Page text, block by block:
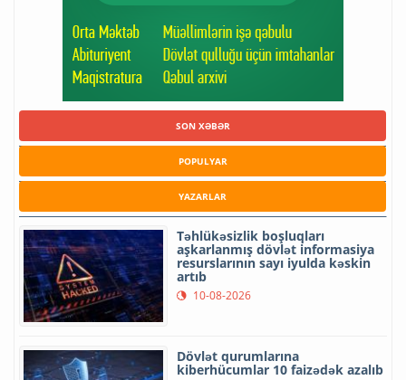
SON XƏBƏR
POPULYAR
YAZARLAR
Təhlükəsizlik boşluqları
aşkarlanmış dövlət informasiya
resurslarının sayı iyulda kəskin
artıb
10-08-2026
Dövlət qurumlarına
kiberhücumlar 10 faizədək azalıb